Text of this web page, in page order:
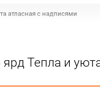
атласная с надписями
Тепла и